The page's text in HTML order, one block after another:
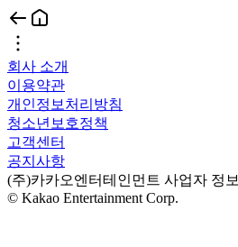
회사 소개
이용약관
개인정보처리방침
청소년보호정책
고객센터
공지사항
(주)카카오엔터테인먼트 사업자 정보
© Kakao Entertainment Corp.